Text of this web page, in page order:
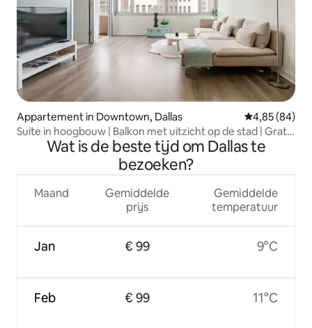
Appartement in Downtown, Dallas Gemiddelde
4,85 (84)
Suite in hoogbouw | Balkon met uitzicht op de stad | Gratis
parkerenWat is de beste tijd om Dallas te
bezoeken?
Maand
Jan
Feb
Gemiddelde
prijs
€ 99
€ 99
Gemiddelde
temperatuur
9°C
11°C